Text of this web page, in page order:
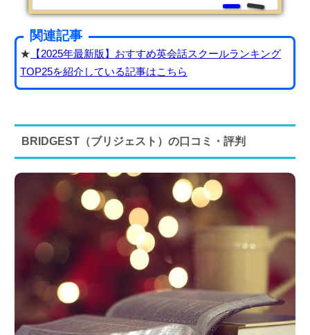
関連記事
★ 【2025年最新版】おすすめ英会話スクールランキング
TOP25を紹介している記事はこちら
BRIDGEST（ブリジェスト）の口コミ・評判